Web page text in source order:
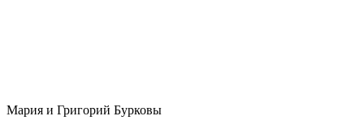
Мария и Григорий Бурковы